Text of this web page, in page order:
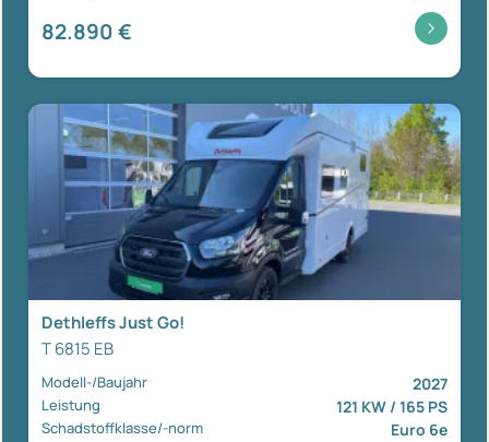
82.890 €
Dethleffs Just Go!
T 6815 EB
Modell-/Baujahr 2027
Leistung 121 KW / 165 PS
Schadstoffklasse/-norm Euro 6e